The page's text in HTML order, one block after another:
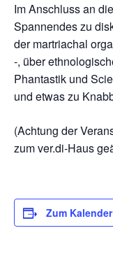
Im Anschluss an
Spannendes zu
der martriachal
-, über
Phantastik und
und etwas zu
(Achtung der
zum ver.di-Haus
Zum